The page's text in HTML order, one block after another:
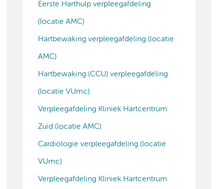
Eerste Harthulp verpleegafdeling
(locatie AMC)
Hartbewaking verpleegafdeling (locatie
AMC)
Hartbewaking (CCU) verpleegafdeling
(locatie VUmc)
Verpleegafdeling Kliniek Hartcentrum
Zuid (locatie AMC)
Cardiologie verpleegafdeling (locatie
VUmc)
Verpleegafdeling Kliniek Hartcentrum